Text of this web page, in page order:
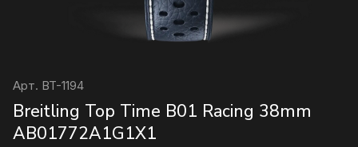
Арт. BT-1194
Breitling Top Time B01 Racing 38mm
AB01772A1G1X1